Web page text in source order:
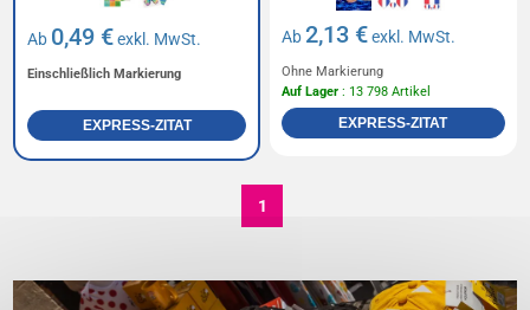
Ab 0,49 €exkl. MwSt.
Einschließlich Markierung
EXPRESS-ZITAT
Ab2,13 €exkl. MwSt.
Ohne Markierung
Auf Lager : 13 798 Artikel
EXPRESS-ZITAT
1